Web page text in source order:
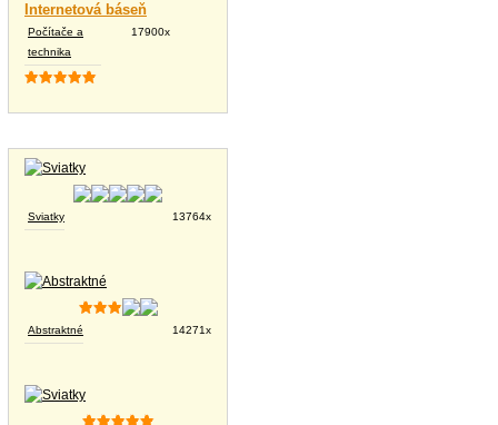
Internetová báseň
Počítače a
technika
17900x
Sviatky 13764x
Abstraktné 14271x